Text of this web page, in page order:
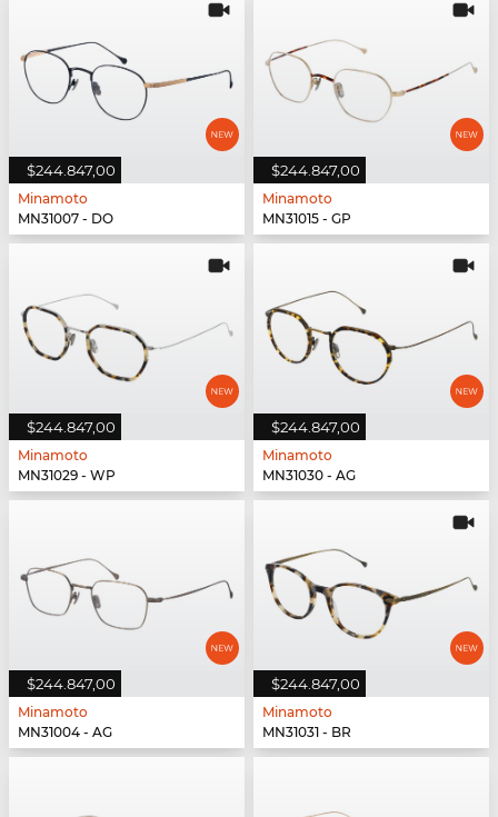
$244.847,00
Minamoto
MN31007 - DO
$244.847,00
Minamoto
MN31015 - GP
$244.847,00
Minamoto
MN31029 - WP
$244.847,00
Minamoto
MN31030 - AG
$244.847,00
Minamoto
MN31004 - AG
$244.847,00
Minamoto
MN31031 - BR